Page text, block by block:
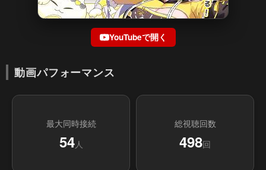
YouTubeで開く
動画パフォーマンス
最大同時接続
54人
総視聴回数
498回